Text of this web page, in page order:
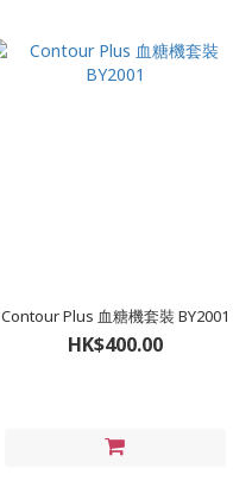
Contour Plus 血糖機套裝 BY2001
HK$400.00